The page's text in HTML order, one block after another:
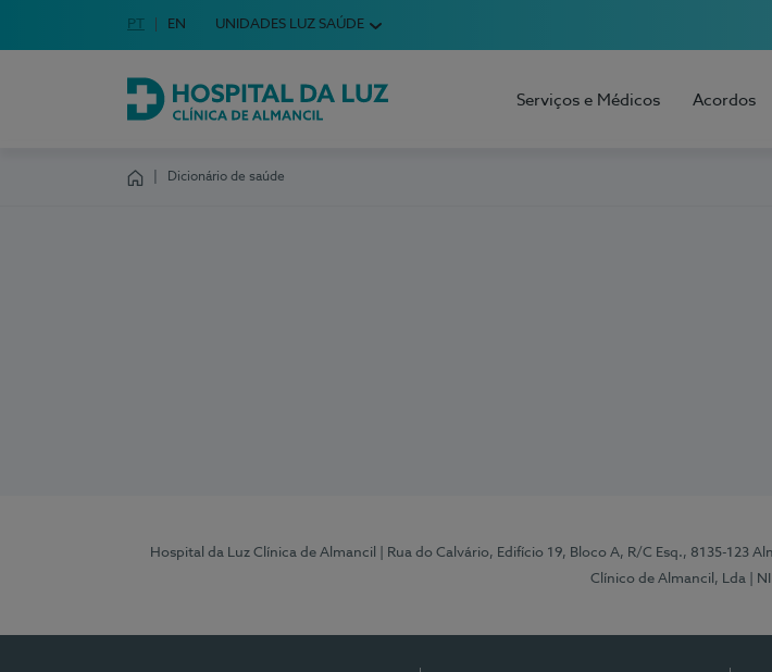
Escolha o seu idioma
Idioma em Português
PT English Language
EN UNIDADES LUZ SAÚDE
Hospital da Luz Clínica de Almancil
Serviços e Médicos Acordos
Dicionário de saúde
Hospital da Luz Clínica de Almancil | Rua do Calvário, Edifício 19, Bloco A, R/C Esq., 8135-123
Clínico de Almancil, Lda
|